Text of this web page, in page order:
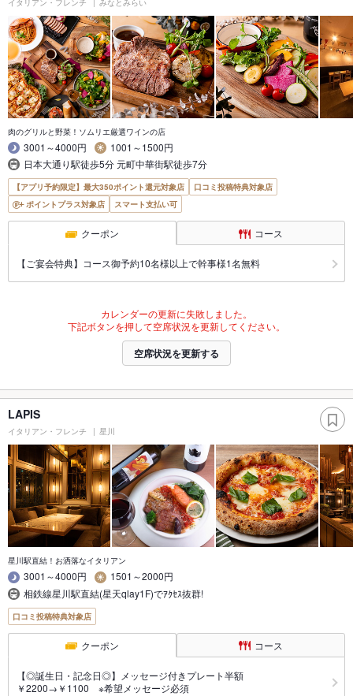
肉のグリルと野菜！ソムリエ厳選ワインの店
3001～4000円
1001～1500円
日本大通り駅徒歩5分 元町中華街駅徒歩7分
【アプリ予約限定】最大350ポイント還元対象店
口コミ投稿特典対象店
ポイントプラス対象店
スマート支払い可
クーポン コース
【ご宴会特典】コース御予約10名様以上で幹事様1名無料
カレンダーの更新に失敗しました。
下記ボタンを押して空席状況を更新してください。
空席状況を更新する
LAPIS
イタリアン・フレンチ 星川
星川駅直結！お洒落なイタリアン
3001～4000円
1501～2000円
相鉄線星川駅直結(星天qlay1F)でｱｸｾｽ抜群!
口コミ投稿特典対象店
クーポン コース
【◎誕生日・記念日◎】メッセージ付きプレート半額
￥2200→￥1100 ※希望メッセージ必須